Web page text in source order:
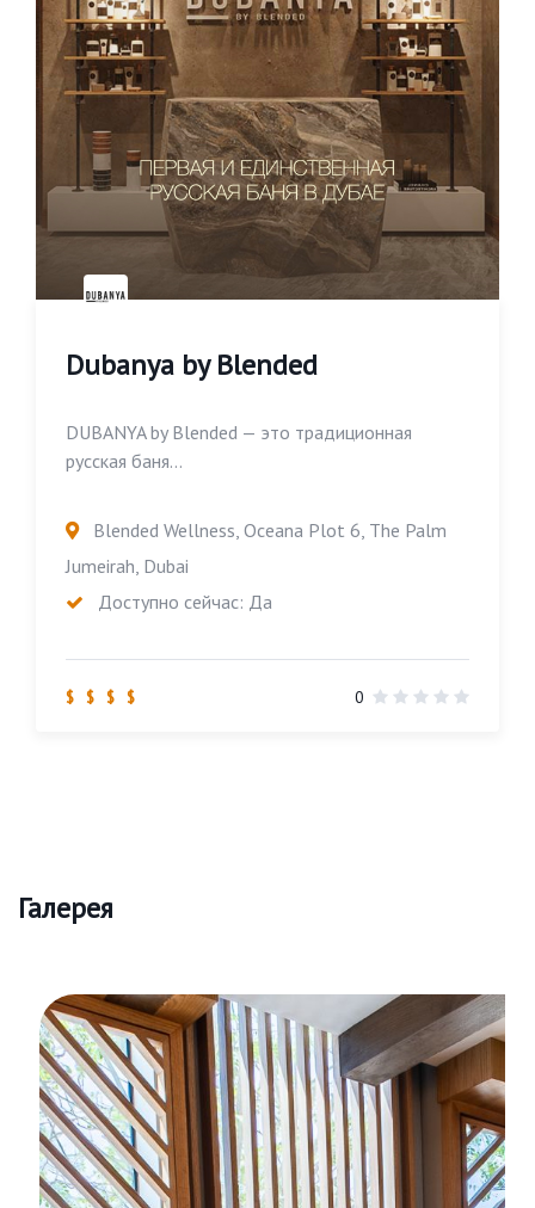
Dubanya by Blended
DUBANYA by Blended — это традиционная
русская баня...
Blended Wellness, Oceana Plot 6, The Palm
Jumeirah, Dubai
Доступно сейчас: Да
$ $ $ $ 0
Галерея